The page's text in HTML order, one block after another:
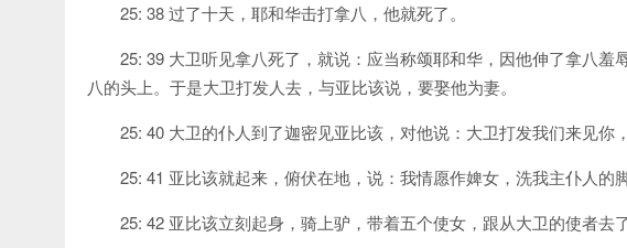
25: 38 过了十天，耶和华击打拿八，他就死了。
25: 39 大卫听见拿八死了，就说：应当称颂耶和华，因他伸了拿八
八的头上。于是大卫打发人去，与亚比该说，要娶他为妻。
25: 40 大卫的仆人到了迦密见亚比该，对他说：大卫打发我们来见你
25: 41 亚比该就起来，俯伏在地，说：我情愿作婢女，洗我主仆人的脚
25: 42 亚比该立刻起身，骑上驴，带着五个使女，跟从大卫的使者去